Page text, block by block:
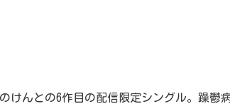
けんとの6作目の配信限定シングル。躁鬱